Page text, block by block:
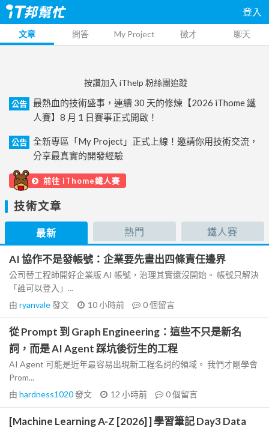
登入
文章 問答 My Project 徵才 聊天
按讚加入 iThelp 粉絲團追蹤
公告
最熱血的技術盛事，連續 30 天的修煉【2026 iThome 鐵
人賽】8 月 1 日賽事正式開啟！
公告
全新專區「My Project」正式上線！邀請你用技術交流，
分享最真實的開發經驗
前往 iThome鐵人賽
技術文章
最新 熱門 鐵人賽
AI 協作不是發帳號：企業要先畫出四條責任邊界
公司替工程師開好企業版 AI 帳號，治理其實還沒開始。 帳號只解決
「誰可以登入」...
由 ryanvale發文 10 小時前 0個留言
從 Prompt 到 Graph Engineering：這些不只是新名
詞，而是 AI Agent 踩坑後衍生的工程
AI Agent 可能是近年最容易出現新工程名詞的領域。 我們才剛學會
Prom...
由 hardness1020發文 12 小時前 0個留言
[Machine Learning A-Z [2026] ] 學習筆記 Day3 Data